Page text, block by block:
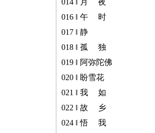
014 ‖ 月 夜
016 ‖ 午 时
017 ‖ 静
018 ‖ 孤 独
019 ‖ 阿弥陀佛
020 ‖ 盼雪花
021 ‖ 我 如
022 ‖ 故 乡
024 ‖ 悟 我